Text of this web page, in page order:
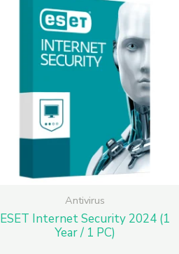
Antivirus
ESET Internet Security 2024 (1
Year / 1 PC)